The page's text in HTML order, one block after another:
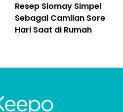
Resep Siomay Simpel
Sebagai Camilan Sore
Hari Saat di Rumah